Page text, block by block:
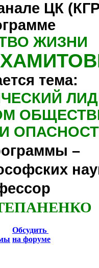
ЦК
ЖИЗНИ
тема:
–
Обсудить
на форуме